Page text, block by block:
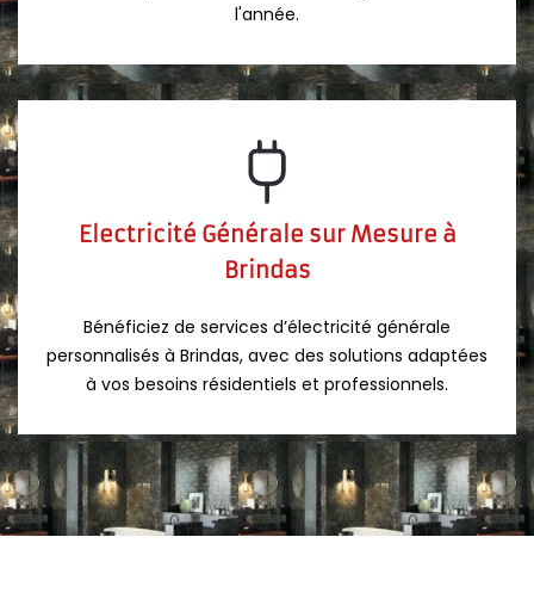
l'année.
Electricité Générale sur Mesure à
Brindas
Bénéficiez de services d’électricité générale
personnalisés à Brindas, avec des solutions adaptées
à vos besoins résidentiels et professionnels.